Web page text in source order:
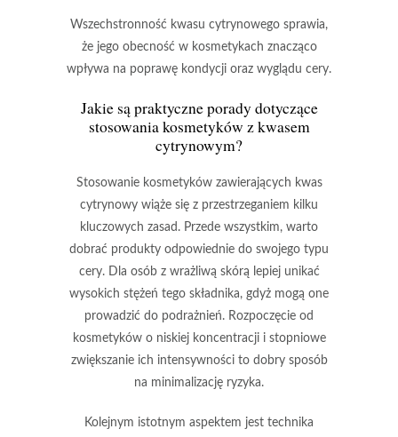
Wszechstronność kwasu cytrynowego sprawia,
że jego obecność w kosmetykach znacząco
wpływa na poprawę kondycji oraz wyglądu cery.
Jakie są praktyczne porady dotyczące
stosowania kosmetyków z kwasem
cytrynowym?
Stosowanie kosmetykówzawierających kwas
cytrynowy wiąże się z przestrzeganiem kilku
kluczowych zasad. Przede wszystkim, warto
dobrać produkty odpowiednie do swojego typu
cery. Dla osób z wrażliwą skórą lepiej unikać
wysokich stężeń tego składnika, gdyż mogą one
prowadzić do podrażnień. Rozpoczęcie od
kosmetyków o niskiej koncentracji i stopniowe
zwiększanie ich intensywnościto dobry sposób
na minimalizację ryzyka.
Kolejnym istotnym aspektem jest technika